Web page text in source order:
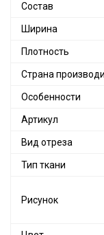
Состав
Ширина
Плотность
Страна
Особенности
Артикул
Вид отреза
Тип ткани
Рисунок